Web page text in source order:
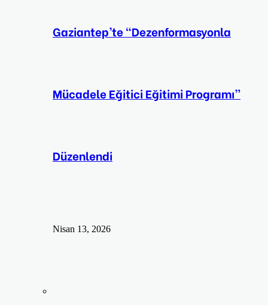
Gaziantep’te “Dezenformasyonla
Mücadele Eğitici Eğitimi Programı”
Düzenlendi
Nisan 13, 2026